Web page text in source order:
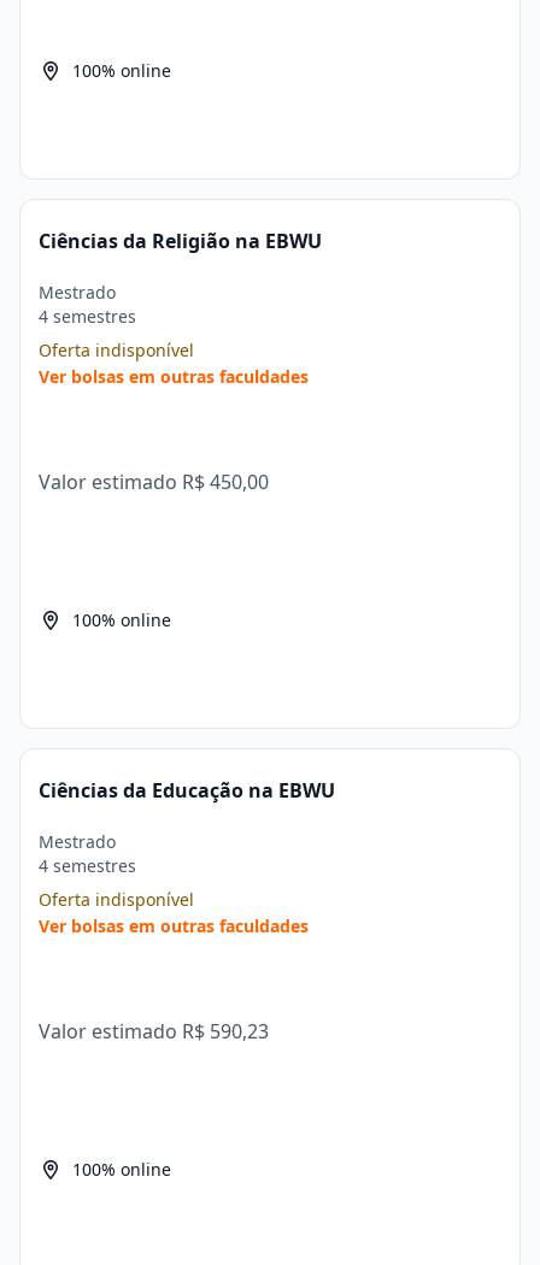
100% online
Ciências da Religião na EBWU
Mestrado
4 semestres
Oferta indisponível
Ver bolsas em outras faculdades
Valor estimado R$ 450,00
100% online
Ciências da Educação na EBWU
Mestrado
4 semestres
Oferta indisponível
Ver bolsas em outras faculdades
Valor estimado R$ 590,23
100% online